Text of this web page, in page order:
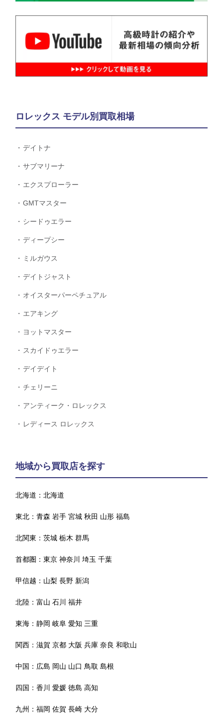
ロレックス モデル別買取相場
デイトナ
サブマリーナ
エクスプローラー
GMTマスター
シードゥエラー
ディープシー
ミルガウス
デイトジャスト
オイスターパーペチュアル
エアキング
ヨットマスター
スカイドゥエラー
デイデイト
チェリーニ
アンティーク・ロレックス
レディース ロレックス
地域から買取店を探す
北海道：北海道
東北：青森 岩手 宮城 秋田 山形 福島
北関東：茨城 栃木 群馬
首都圏：東京 神奈川 埼玉 千葉
甲信越： 山梨 長野 新潟
北陸：富山 石川 福井
東海：静岡 岐阜 愛知 三重
関西：滋賀 京都 大阪 兵庫 奈良 和歌山
中国： 広島 岡山 山口 鳥取 島根
四国：香川 愛媛 徳島 高知
九州：福岡 佐賀 長崎 大分